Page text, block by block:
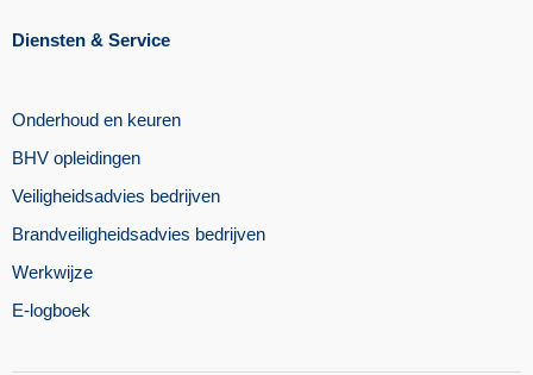
Diensten & Service
Onderhoud en keuren
BHV opleidingen
Veiligheidsadvies bedrijven
Brandveiligheidsadvies bedrijven
Werkwijze
E-logboek